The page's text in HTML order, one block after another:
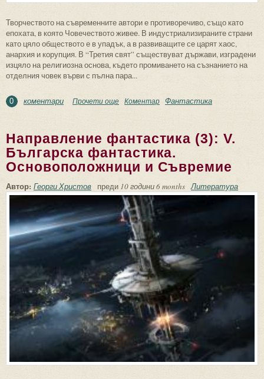
Творчеството на съвременните автори е противоречиво, също като
епохата, в която Човечеството живее. В индустриализираните страни
като цяло обществото е в упадък, а в развиващите се царят хаос,
анархия и корупция. В “Третия свят” съществуват държави, изградени
изцяло на религиозна основа, където промиването на съзнанието на
отделния човек върви с пълна пара...
0 коментари Прочети още about Направление фантастика (3): IV.
Коментар Фантастика
Направление фантастика (3): V.
Българска фантастика.
Основоположници и Съвремие
Автор: Георги Христов преди 10 години 6 months Литература